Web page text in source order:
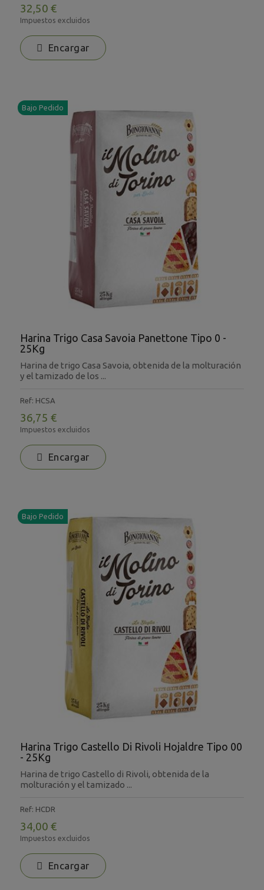
32,50 €
Impuestos excluidos
Encargar
Harina Trigo Casa Savoia Panettone Tipo 0 -
25Kg
Harina de trigo Casa Savoia, obtenida de la molturación
y el tamizado de los ...
Ref: HCSA
36,75 €
Impuestos excluidos
Encargar
Bajo Pedido
Harina Trigo Castello Di Rivoli Hojaldre Tipo 00
- 25Kg
Harina de trigo Castello di Rivoli, obtenida de la
molturación y el tamizado ...
Ref: HCDR
34,00 €
Impuestos excluidos
Encargar
Bajo Pedido